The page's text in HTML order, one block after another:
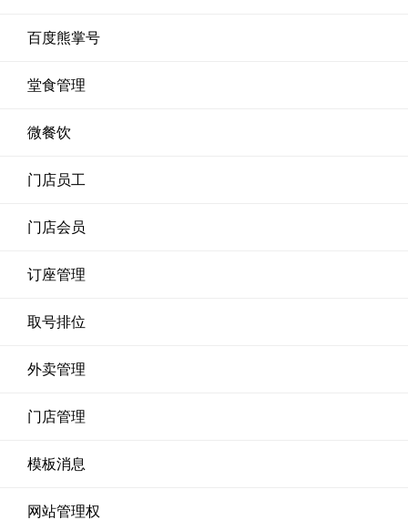
百度熊掌号
堂食管理
微餐饮
门店员工
门店会员
订座管理
取号排位
外卖管理
门店管理
模板消息
网站管理权